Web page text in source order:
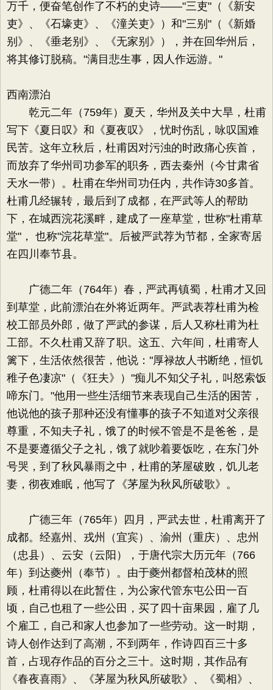
万千，便奋笔创作了不朽的史诗——"三吏"（《新安
吏》、《石壕吏》、《潼关吏》）和"三别"（《新婚
别》、《垂老别》、《无家别》），并在回华州后，
将其修订脱稿。"满目悲生事，因人作远游。"
西南漂泊
乾元二年（759年）夏天，华州及关中大旱，杜甫
写下《夏日叹》和《夏夜叹》，忧时伤乱，咏叹国难
民苦。这年立秋后，杜甫因对污浊的时政痛心疾首，
而放弃了华州司功参军的职务，西去秦州（今甘肃省
天水一带）。杜甫在华州司功任内，共作诗30多首。
杜甫几经辗转，最后到了成都，在严武等人的帮助
下，在城西浣花溪畔，建成了一座草堂，世称"杜甫草
堂"， 也称"浣花草堂"。后被严武荐为节都，全家寄居
在四川奉节县。
广德二年（764年）春，严武再镇蜀，杜甫才又回
到草堂，此前漂泊在外将近两年。严武表荐杜甫为检
校工部员外郎，做了严武的参谋，后人又称杜甫为杜
工部。不久杜甫又辞了职。这五、六年间，杜甫寄人
篱下，生活依然很苦，他说："厚禄故人书断绝，恒饥
稚子色凄凉"（《狂夫》）"痴儿不知父子礼，叫怒索饭
啼东门。"他用一些生活细节来表现自己生活的困苦，
他说他的孩子那种还没有懂事的孩子不知道对父亲很
尊重，不知夫子礼，饿了的时候不管是不是爸爸，是
不是要遵循父子之礼，饿了就吵着要饭吃，在东门外
号哭，到了秋风暴雨之中，杜甫的茅屋破败，饥儿老
妻，彻夜难眠，他写了《茅屋为秋风所破歌》。
广德三年（765年）四月，严武去世，杜甫离开了
成都。经嘉州、戎州（宜宾）、渝州（重庆）、忠州
（忠县）、云安（云阳），于唐代宗大历元年（766
年）到达夔州（奉节）。由于夔州都督柏茂林的照
顾，杜甫得以在此暂住，为公家代管东屯公田一百
顷，自己也租了一些公田，买了四十亩果园，雇了几
个雇工，自己和家人也参加了一些劳动。这一时期，
诗人创作达到了高潮，不到两年，作诗四百三十多
首，占现存作品的百分之三十。这时期，其作品有
《春夜喜雨》、《茅屋为秋风所破歌》、《蜀相》、